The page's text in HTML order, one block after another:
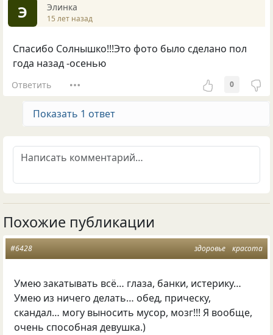
Э Элинка
15 лет назад
Спасибо Солнышко!!!Это фото было сделано пол
года назад -осенью
Ответить 0
Показать 1 ответ
Похожие публикации
здоровье красота
#6428
Умею закатывать всё… глаза, банки, истерику…
Умею из ничего делать… обед, прическу,
скандал… могу выносить мусор, мозг!!! Я вообще,
очень способная девушка.)